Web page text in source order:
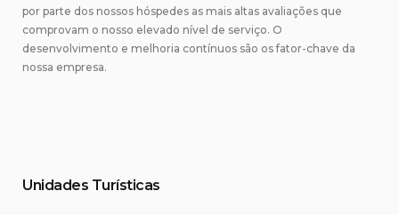
por parte dos nossos hóspedes as mais altas avaliações que
comprovam o nosso elevado nível de serviço. O
desenvolvimento e melhoria contínuos são os fator-chave da
nossa empresa.
Unidades Turísticas